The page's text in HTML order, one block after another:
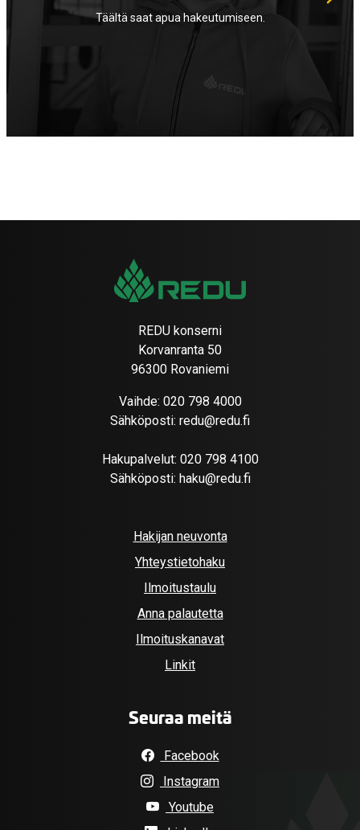
Täältä saat apua hakeutumiseen.
REDU konserni
Korvanranta 50
96300 Rovaniemi
Vaihde: 020 798 4000
Sähköposti: redu@redu.fi
Hakupalvelut: 020 798 4100
Sähköposti: haku@redu.fi
Hakijan neuvonta
Yhteystietohaku
Ilmoitustaulu
Anna palautetta
Ilmoituskanavat
Linkit
Seuraa meitä
Facebook
Instagram
Youtube